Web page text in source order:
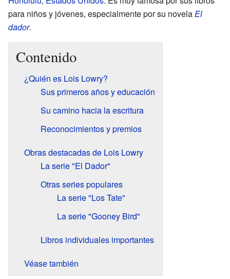
para niños y jóvenes, especialmente por su novelaEl
dador.
Contenido
¿Quién es Lois Lowry?
Sus primeros años y educación
Su camino hacia la escritura
Reconocimientos y premios
Obras destacadas de Lois Lowry
La serie "El Dador"
Otras series populares
La serie "Los Tate"
La serie "Gooney Bird"
Libros individuales importantes
Véase también